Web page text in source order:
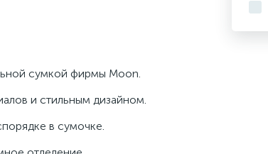
сумкой фирмы Moon.
и стильным дизайном.
в сумочке.